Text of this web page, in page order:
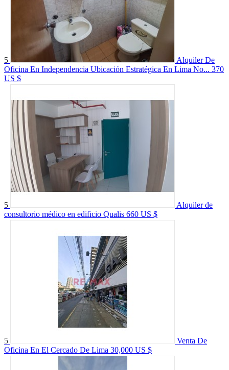
5
Alquiler De
Oficina En Independencia Ubicación Estratégica En Lima No... 370
US $
5
Alquiler de
consultorio médico en edificio Qualis 660 US $
5
Venta De
Oficina En El Cercado De Lima 30,000 US $